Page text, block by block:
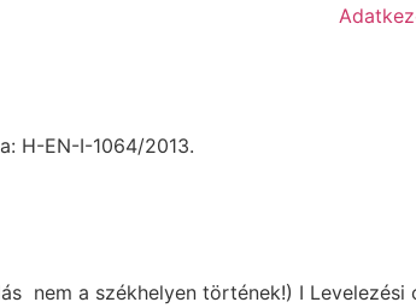
H-EN-I-1064/2013.
nem a székhelyen történek!) I